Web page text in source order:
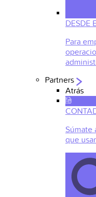
DESDE
Para
Partners
Atrás
Súmate
que